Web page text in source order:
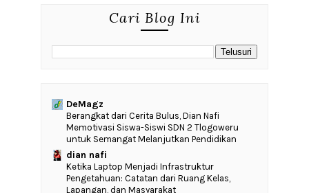
Cari Blog Ini
DeMagz
‎Berangkat dari Cerita Bulus, Dian Nafi
Memotivasi Siswa-Siswi SDN 2 Tlogoweru
untuk Semangat Melanjutkan Pendidikan
dian nafi
Ketika Laptop Menjadi Infrastruktur
Pengetahuan: Catatan dari Ruang Kelas,
Lapangan, dan Masyarakat